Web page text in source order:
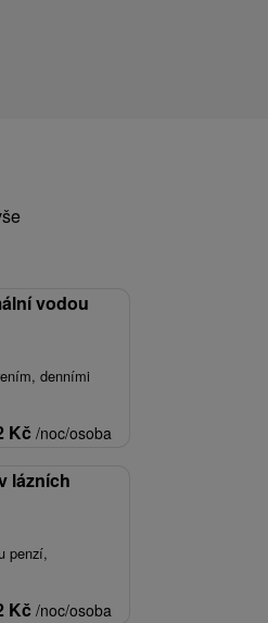
vodou
denními
Kč /noc/osoba
lázních
penzí,
Kč /noc/osoba